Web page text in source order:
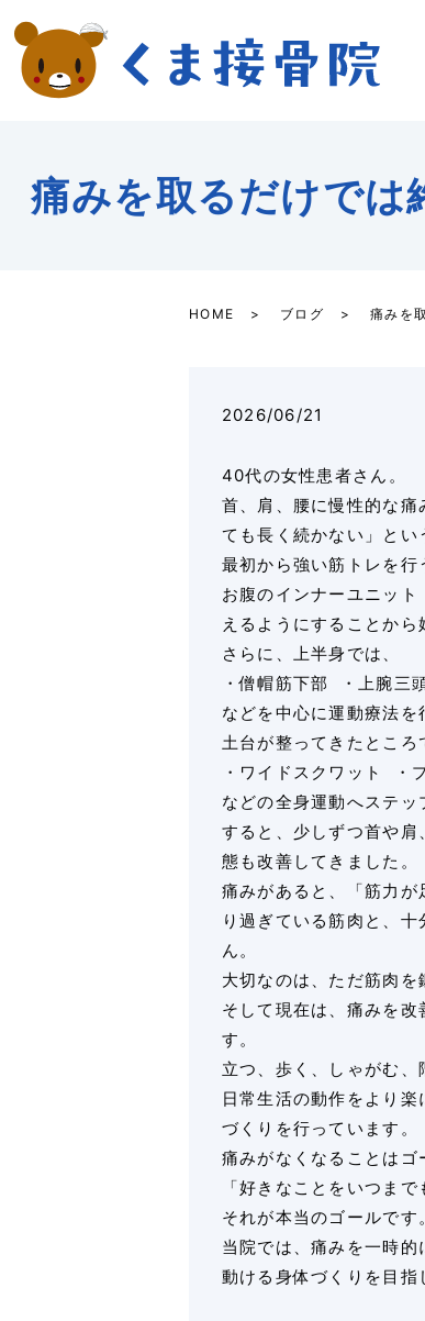
痛みを取るだけでは
HOME ブログ 痛みを
2026/06/21
40代の女性患者さん。
首、肩、腰に慢性的な
ても長く続かない」とい
最初から強い筋トレを行
お腹のインナーユニッ
えるようにすることから
さらに、上半身では、
・僧帽筋下部 ・上腕三
などを中心に運動療法を
土台が整ってきたところ
・ワイドスクワット ・
などの全身運動へステッ
すると、少しずつ首や
態も改善してきました。
痛みがあると、「筋力
り過ぎている筋肉と、
ん。
大切なのは、ただ筋肉を
そして現在は、痛みを
す。
立つ、歩く、しゃがむ、
日常生活の動作をより
づくりを行っています。
痛みがなくなることはゴ
「好きなことをいつま
それが本当のゴールです。
当院では、痛みを一時
動ける身体づくりを目指